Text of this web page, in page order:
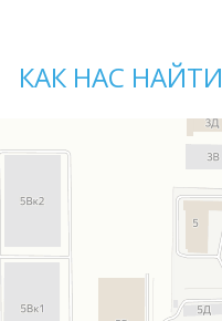
КАК НАС НАЙТИ